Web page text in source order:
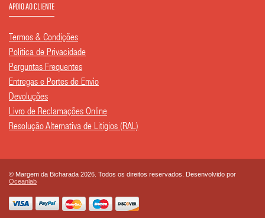
APOIO AO CLIENTE
Termos & Condições
Política de Privacidade
Perguntas Frequentes
Entregas e Portes de Envio
Devoluções
Livro de Reclamações Online
Resolução Alternativa de Litígios (RAL)
© Margem da Bicharada 2026. Todos os direitos reservados. Desenvolvido por
Oceanlab